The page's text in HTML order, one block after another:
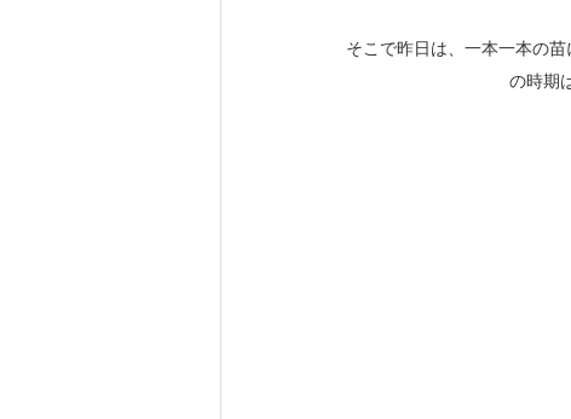
そこで昨日は、一本一本の
の時期